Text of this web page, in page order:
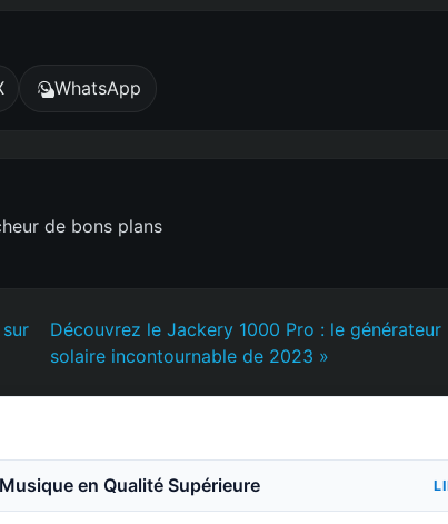
WhatsApp
de bons plans
Découvrez le Jackery 1000 Pro : le générateur
solaire incontournable de 2023 »
en Qualité Supérieure